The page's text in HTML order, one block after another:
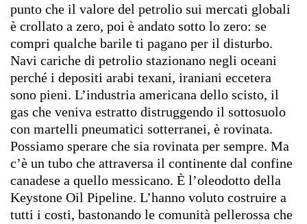
punto che il valore del petrolio sui mercati globali
è crollato a zero, poi è andato sotto lo zero: se
compri qualche barile ti pagano per il disturbo.
Navi cariche di petrolio stazionano negli oceani
perché i depositi arabi texani, iraniani eccetera
sono pieni. L’industria americana dello scisto, il
gas che veniva estratto distruggendo il sottosuolo
con martelli pneumatici sotterranei, è rovinata.
Possiamo sperare che sia rovinata per sempre. Ma
c’è un tubo che attraversa il continente dal confine
canadese a quello messicano. È l’oleodotto della
Keystone Oil Pipeline. L’hanno voluto costruire a
tutti i costi, bastonando le comunità pellerossa che